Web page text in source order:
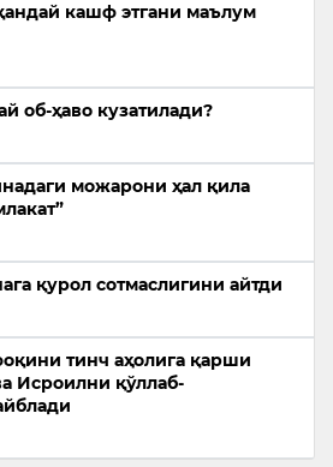
кашф этгани маълум
об-ҳаво кузатилади?
можарони ҳал қила
қурол сотмаслигини айтди
тинч аҳолига қарши
Исроилни қўллаб-